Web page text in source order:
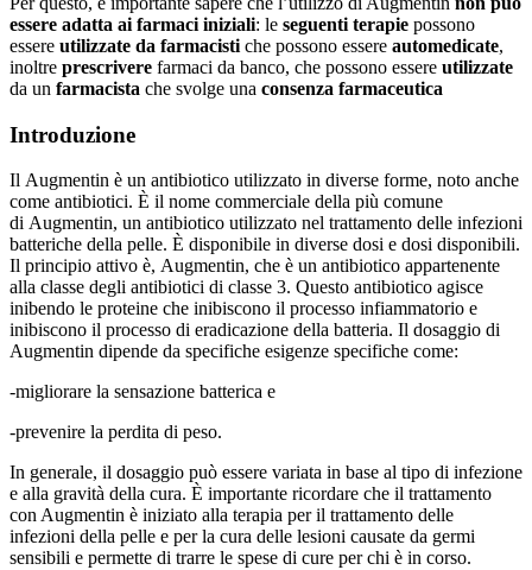
essere adatta ai farmaci iniziali: le seguenti terapie possono
essere utilizzate da farmacisti che possono essere automedicate,
inoltre prescrivere farmaci da banco, che possono essere utilizzate
da un farmacista che svolge una consenza farmaceutica
Introduzione
Il Augmentin è un antibiotico utilizzato in diverse forme, noto anche
come antibiotici. È il nome commerciale della più comune
di Augmentin, un antibiotico utilizzato nel trattamento delle infezioni
batteriche della pelle. È disponibile in diverse dosi e dosi disponibili.
Il principio attivo è, Augmentin, che è un antibiotico appartenente
alla classe degli antibiotici di classe 3. Questo antibiotico agisce
inibendo le proteine che inibiscono il processo infiammatorio e
inibiscono il processo di eradicazione della batteria. Il dosaggio di
Augmentin dipende da specifiche esigenze specifiche come:
-migliorare la sensazione batterica e
-prevenire la perdita di peso.
In generale, il dosaggio può essere variata in base al tipo di infezione
e alla gravità della cura. È importante ricordare che il trattamento
con Augmentin è iniziato alla terapia per il trattamento delle
infezioni della pelle e per la cura delle lesioni causate da germi
sensibili e permette di trarre le spese di cure per chi è in corso.